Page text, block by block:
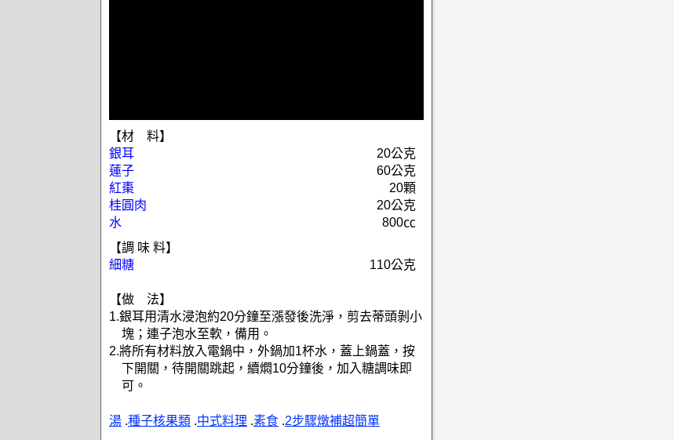
【材 料】
銀耳
20公克
蓮子
60公克
紅棗
20顆
桂圓肉
20公克
水
800㏄
【調 味 料】
細糖
110公克
【做 法】
1.銀耳用清水浸泡約20分鐘至漲發後洗淨，剪去蒂頭剝小
塊；連子泡水至軟，備用。
2.將所有材料放入電鍋中，外鍋加1杯水，蓋上鍋蓋，按
下開關，待開關跳起，續燜10分鐘後，加入糖調味即
可。
湯 .種子核果類 .中式料理 .素食 .2步驟燉補超簡單